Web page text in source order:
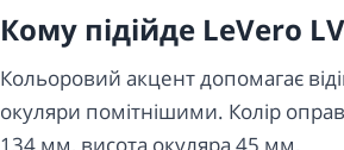
Кому підійде LeVero
Кольоровий акцент допомагає
окуляри помітнішими. Колір